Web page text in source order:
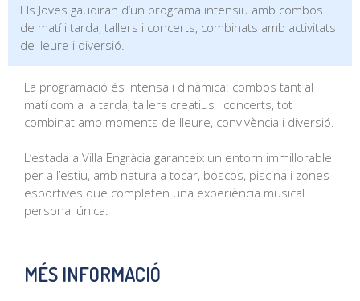
Els Joves gaudiran d’un programa intensiu amb combos
de matí i tarda, tallers i concerts, combinats amb activitats
de lleure i diversió.
La programació és intensa i dinàmica: combos tant al
matí com a la tarda, tallers creatius i concerts, tot
combinat amb moments de lleure, convivència i diversió.
L’estada a Villa Engràcia garanteix un entorn immillorable
per a l’estiu, amb natura a tocar, boscos, piscina i zones
esportives que completen una experiència musical i
personal única.
MÉS INFORMACIÓ